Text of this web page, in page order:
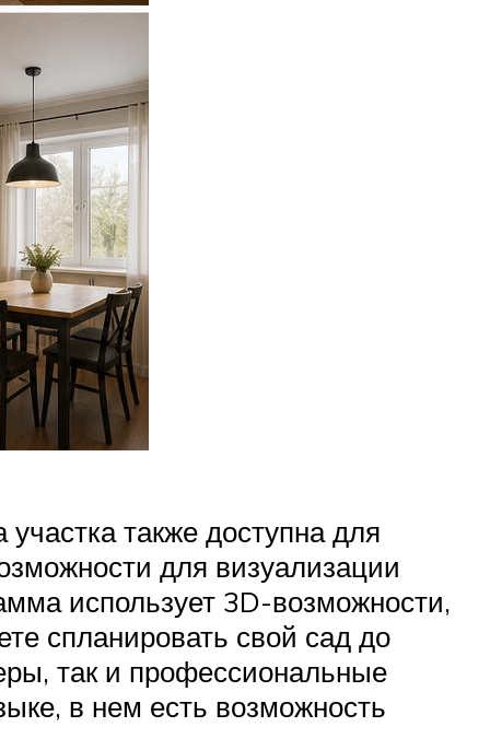
также доступна для
для визуализации
использует 3D-возможности,
спланировать свой сад до
так и профессиональные
в нем есть возможность